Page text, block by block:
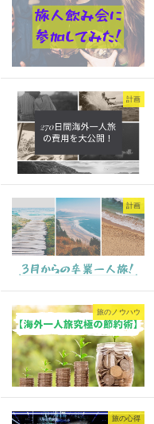
計画
計画
旅のノウハウ
旅の心得